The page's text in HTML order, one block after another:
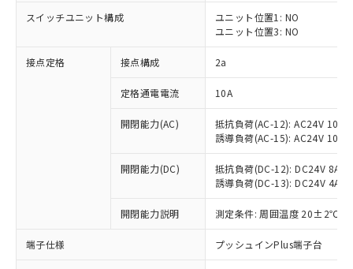
スイッチユニット構成
ユニット位置1: NO
ユニット位置3: NO
接点定格 接点構成 2a
定格通電電流 10A
開閉能力(AC)
抵抗負荷(AC-12): AC24V 10A/
誘導負荷(AC-15): AC24V
開閉能力(DC)
抵抗負荷(DC-12): DC24V 8A/
誘導負荷(DC-13): DC24V 4A/
開閉能力説明 測定条件: 周囲温度 20±2℃、
端子仕様 プッシュインPlus端子台
ご利用条件
以下の条件をお読みいただき、同意のうえ
対応済み：EU RoHS指令（10物質）の
非含有に対応した製品が提供可能な商品で
対応予定：EU RoHS指令（10物質）の非含
有に対応した製品に切り替える予定のある
対応予定なし：EU RoHS指令（10物質）の
非含有に非対応の商品で、対応品を出す予